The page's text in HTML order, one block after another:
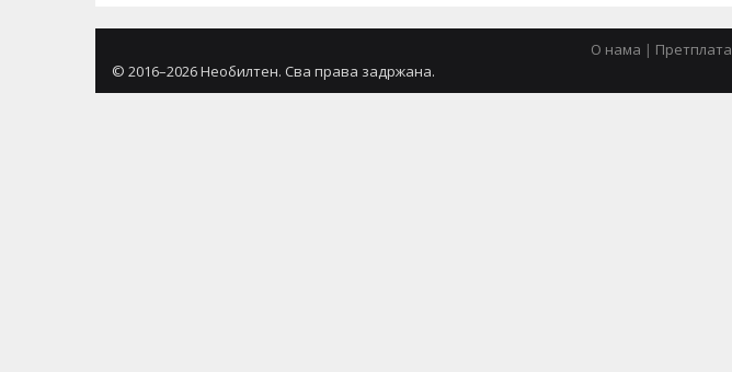
О нама | Претплата
© 2016–2026 Необилтен. Сва права задржана.